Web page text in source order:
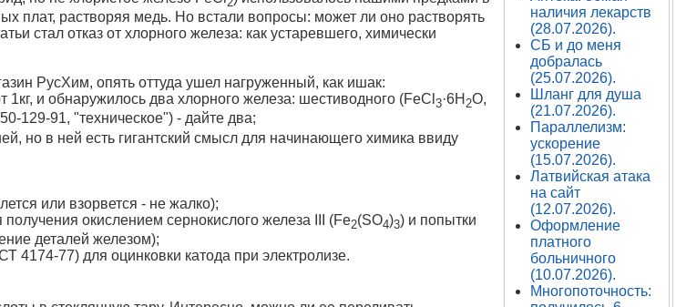
плат, растворяя медь. Но встали вопросы: может ли оно растворять
стал отказ от хлорного железа: как устаревшего, химически
РусХим, опять оттуда ушел нагруженный, как ишак:
и обнаружилось два хлорного железа: шестиводного (FeCl 3·6H 2O,
129-91, "техническое") - дайте два;
но в ней есть гигантский смысл для начинающего химика ввиду
или взорвется - не жалко);
окислением сернокислого железа III (Fe2(SO4)3) и попытки
деталей железом);
4174-77) для оцинковки катода при электролизе.
наличия лекарств
(28.07.2026).
СБ и до меня
добралась
(25.07.2026).
Шланг для душа
(21.07.2026).
Параллелизм:
ускорение
(15.07.2026).
Латвийская атака
на сайт
(12.07.2026).
Оформление
платного
больничного
(10.07.2026).
Многопоточность: